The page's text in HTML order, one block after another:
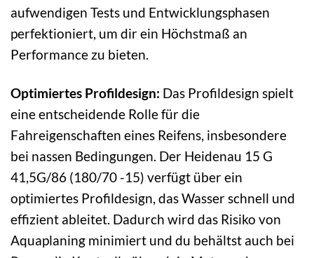
aufwendigen Tests und Entwicklungsphasen
perfektioniert, um dir ein Höchstmaß an
Performance zu bieten.
Optimiertes Profildesign: Das Profildesign spielt
eine entscheidende Rolle für die
Fahreigenschaften eines Reifens, insbesondere
bei nassen Bedingungen. Der Heidenau 15 G
41,5G/86 (180/70 -15) verfügt über ein
optimiertes Profildesign, das Wasser schnell und
effizient ableitet. Dadurch wird das Risiko von
Aquaplaning minimiert und du behältst auch bei